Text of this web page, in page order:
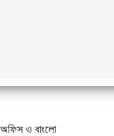
অফিস ও বাংলো